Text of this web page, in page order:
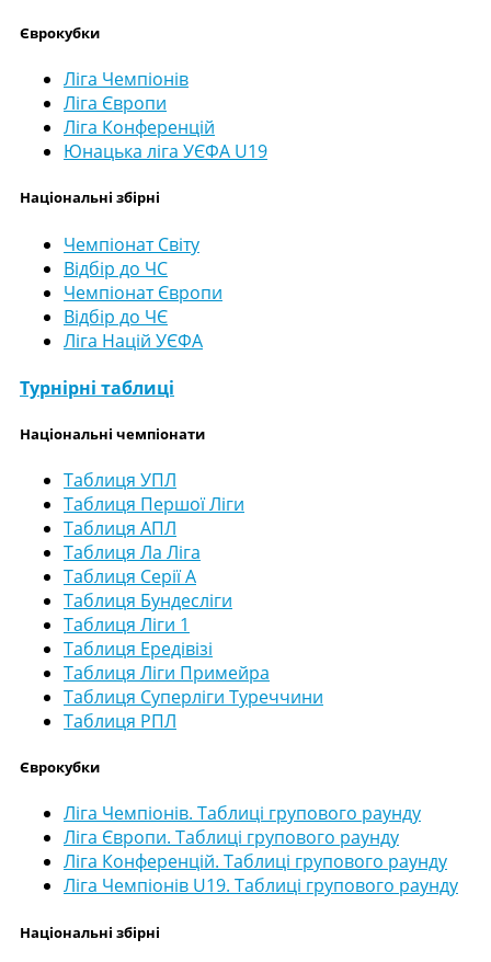
Єврокубки
Ліга Чемпіонів
Ліга Європи
Ліга Конференцій
Юнацька ліга УЄФА U19
Національні збірні
Чемпіонат Світу
Відбір до ЧС
Чемпіонат Європи
Відбір до ЧЄ
Ліга Націй УЄФА
Турнірні таблиці
Національні чемпіонати
Таблиця УПЛ
Таблиця Першої Ліги
Таблиця АПЛ
Таблиця Ла Ліга
Таблиця Серії А
Таблиця Бундесліги
Таблиця Ліги 1
Таблиця Ередівізі
Таблиця Ліги Примейра
Таблиця Суперліги Туреччини
Таблиця РПЛ
Єврокубки
Ліга Чемпіонів. Таблиці групового раунду
Ліга Європи. Таблиці групового раунду
Ліга Конференцій. Таблиці групового раунду
Ліга Чемпіонів U19. Таблиці групового раунду
Національні збірні